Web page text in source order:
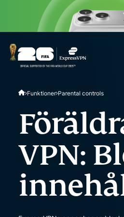
Funktioner Parental controls
VPN: